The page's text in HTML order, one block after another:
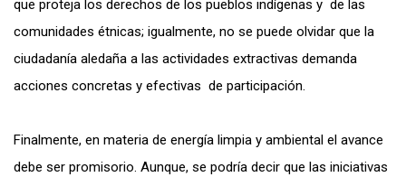
que proteja los derechos de los pueblos indígenas y de las
comunidades étnicas; igualmente, no se puede olvidar que la
ciudadanía aledaña a las actividades extractivas demanda
acciones concretas y efectivas de participación.
Finalmente, en materia de energía limpia y ambiental el avance
debe ser promisorio. Aunque, se podría decir que las iniciativas